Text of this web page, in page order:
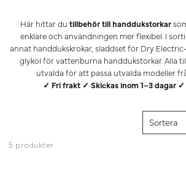
Här hittar du tillbehör till handdukstorkar
enklare och användningen mer flexibel. I
annat handdukskrokar, sladdset för Dry
glykol för vattenburna handdukstorkar. Alla
utvalda för att passa utvalda modeller
✓ Fri frakt ✓ Skickas inom 1–3 dagar
Sortera
5 produkter